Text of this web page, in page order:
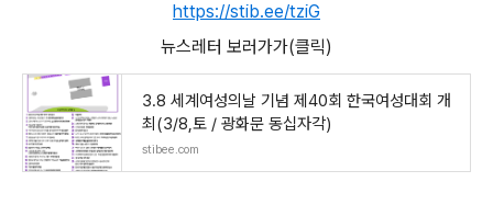
https://stib.ee/tziG
뉴스레터 보러가가(클릭)
3.8 세계여성의날 기념 제40회 한국여성대회 개
최(3/8,토 / 광화문 동십자각)
stibee.com